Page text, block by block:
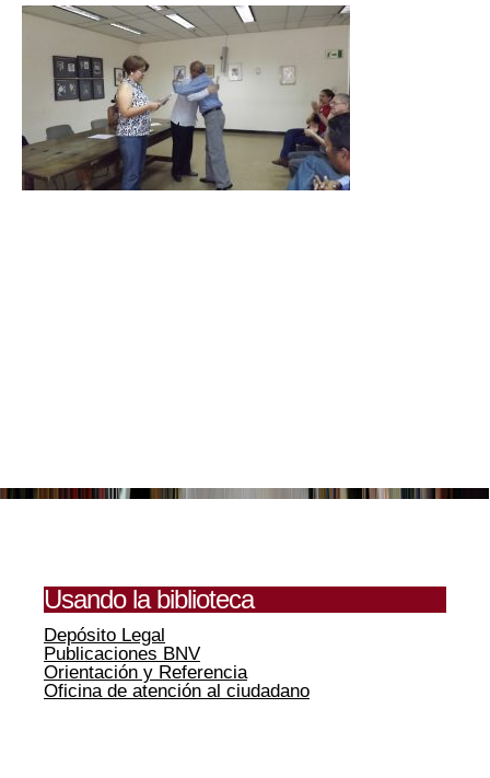
Usando la biblioteca
Depósito Legal
Publicaciones BNV
Orientación y Referencia
Oficina de atención al ciudadano